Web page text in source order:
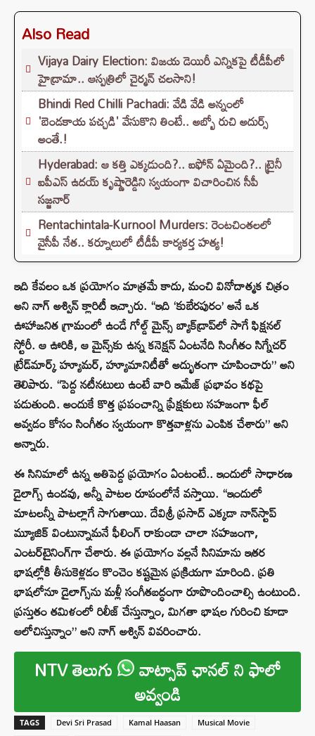
Also Read
Vijaya Dairy Election: విజయ డెయిరీ ఎన్నికపై టీడీపీలో
హైడ్రామా.. ఆస్పత్రిలో చైర్మన్ చలసాని!
Bhindi Red Chilli Pachadi: వేడి వేడి అన్నంలో
'బెండకాయ పచ్చడి' వేసుకొని తింటే.. అబ్బో రుచి అదుర్స్
అంతే.!
Hyderabad: ఆ కత్తి ఎక్కడుంది?.. ఐఫోన్ ఏమైంది?.. ట్రైనీ
ఐపీఎస్ ఉదయ్ కృష్ణారెడ్డిని స్వయంగా విచారించిన సీపీ
సజ్జనార్‌
Rentachintala-Kurnool Murders: రెంటచింతలలో
వైసీపీ నేత.. కర్నూలులో టీడీపీ కార్యకర్త హత్య!
ఇది కేవలం ఒక ప్రయోగం మాత్రమే కాదు, మంచి వినోదాత్మక చిత్రం
అని నాగ్ అశ్విన్ క్లారిటీ ఇచ్చారు. “ఇది ‘కుబేరపురం’ అనే ఒక
ఊహాజనిత గ్రామంలో ఉండే గోల్డ్ మైన్స్ బ్యాక్‌డ్రాప్‌లో సాగే ఫిక్షనల్
స్టోరీ. ఆ ఊరికి, ఆ మైన్స్‌కు ఉన్న కనెక్షన్ ఏంటనేది సింగీతం సిగ్నేచర్
ట్రేడ్‌మార్క్ హ్యూమర్, హ్యూమానిటీతో అద్భుతంగా చూపించారు” అని
తెలిపారు. “పెద్ద నటీనటులు ఉంటే వారి ఇమేజ్ ప్రభావం కథపై
పడుతుంది. అందుకే కొత్త ప్రపంచాన్ని ప్రేక్షకులు సహజంగా ఫీల్
అవ్వడం కోసం సింగీతం స్వయంగా కొత్తవాళ్లను ఎంపిక చేశారు” అని
అన్నారు.
ఈ సినిమాలో ఉన్న అతిపెద్ద ప్రయోగం ఏంటంటే.. ఇందులో సాధారణ
డైలాగ్స్ ఉండవు, అన్నీ పాటల రూపంలోనే వస్తాయి. “ఇందులో
మాటలన్నీ పాటల్లాగే సాగుతాయి. దేవిశ్రీ ప్రసాద్ ఎక్కడా నాన్‌స్టాప్
మ్యూజిక్ వింటున్నామనే ఫీలింగ్ రాకుండా చాలా సహజంగా,
ఎంటర్‌టైనింగ్‌గా చేశారు. ఈ ప్రయోగం వల్లనే సినిమాను ఇతర
భాషల్లోకి తీసుకెళ్లడం కొంచెం కష్టమైన ప్రక్రియగా మారింది. ప్రతి
భాషలోనూ డైలాగ్స్‌ను మళ్లీ సంగీతబద్ధంగా రూపొందించాల్సి ఉంటుంది.
ప్రస్తుతం తమిళంలో రిలీజ్ చేస్తున్నాం, మిగతా భాషల గురించి కూడా
ఆలోచిస్తున్నాం” అని నాగ్ అశ్విన్ వివరించారు.
NTV తెలుగు వాట్సాప్ ఛానల్ ని ఫాలో
అవ్వండి
TAGS Devi Sri Prasad Kamal Haasan
Musical Movie